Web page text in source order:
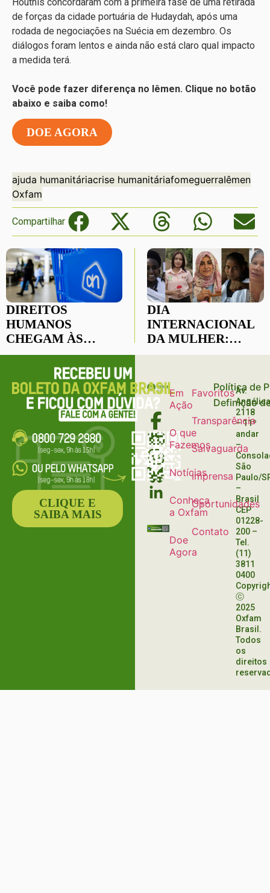
de forças da cidade portuária de Hudaydah, após uma
rodada de negociações na Suécia em dezembro. Os
diálogos foram lentos e ainda não está claro qual impacto
a medida terá.
Você pode fazer diferença no Iêmen. Clique no botão
abaixo e saiba como!
DOE AGORA
ajuda humanitáriacrise humanitáriafomeguerraIêmen
Oxfam
Compartilhar
DIREITOS
HUMANOS
CHEGAM ÀS
PRATELEIRAS DO
SUPERMERCADO
HOLANDÊS
DIA
INTERNACIONAL
DA MULHER:
NOSSA
PELO MUNDO
Em
Ação
O que
Fazemos
Notícias
Conheça
a Oxfam
Doe
Agora
Favoritos
Transparência
Salvaguarda
Imprensa
Oportunidades
Contato
Política de
Definição
Av.
2118
– 11º
andar
–
São
Paulo/
–
Brasil
CEP
01228-
200 –
Tel.
(11)
3811
0400
ⓒ
2025
Oxfam
Brasil.
Todos
os
direitos
CLIQUE E
SAIBA MAIS